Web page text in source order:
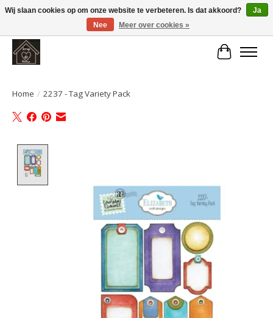
Large selection of products and fast shipping!
Home / 2237 - Tag Variety Pack
Wij slaan cookies op om onze website te verbeteren. Is dat akkoord?
Ja
Nee
Meer over cookies »